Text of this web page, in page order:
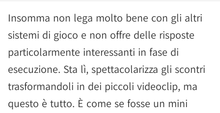
Insomma non lega molto bene con gli altri
sistemi di gioco e non offre delle risposte
particolarmente interessanti in fase di
esecuzione. Sta lì, spettacolarizza gli scontri
trasformandoli in dei piccoli videoclip, ma
questo è tutto. È come se fosse un mini